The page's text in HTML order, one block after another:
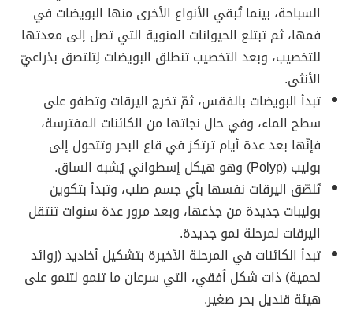
السباحة، بينما تُبقي الأنواع الأخرى منها البويضات في
فمها، ثم تبتلع الحيوانات المنوية التي تصل إلى معدتها
للتخصيب، وبعد التخصيب تنطلق البويضات لِتلتصق بذراعيّ
الأنثى.
تبدأ البويضات بالفقس، ثمّ تخرج اليرقات وتطفو على
سطح الماء، وفي حال نجاتها من الكائنات المفترسة،
فإنّها بعد عدة أيام ترتكز في قاع البحر وتتحول إلى
بوليب (Polyp) وهو هيكل إسطواني يُشبه الساق.
تُلصّق اليرقات نفسها بأي جسم صلب، وتبدأ بتكوين
بوليبات جديدة من جذعها، وبعد مرور عدة سنوات تنتقل
اليرقات لمرحلة نمو جديدة.
تبدأ الكائنات في المرحلة الأخيرة بتشكيل أخاديد (زوائد
لحمية) ذات شكل اُفقي، التي سرعان ما تنمو لتنمو على
هيئة قنديل بحر صغير.